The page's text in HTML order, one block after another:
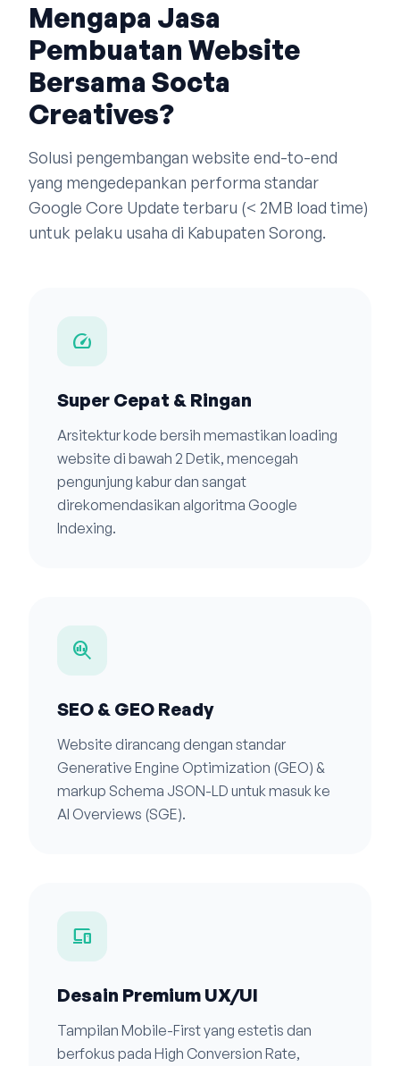
Mengapa Jasa
Pembuatan Website
Bersama Socta
Creatives?
Solusi pengembangan website end-to-end
yang mengedepankan performa standar
Google Core Update terbaru (< 2MB load time)
untuk pelaku usaha di Kabupaten Sorong.
speed
Super Cepat & Ringan
Arsitektur kode bersih memastikan loading
website di bawah 2 Detik, mencegah
pengunjung kabur dan sangat
direkomendasikan algoritma Google
Indexing.
search_insights
SEO & GEO Ready
Website dirancang dengan standar
Generative Engine Optimization (GEO) &
markup Schema JSON-LD untuk masuk ke
AI Overviews (SGE).
devices
Desain Premium UX/UI
Tampilan Mobile-First yang estetis dan
berfokus pada High Conversion Rate,